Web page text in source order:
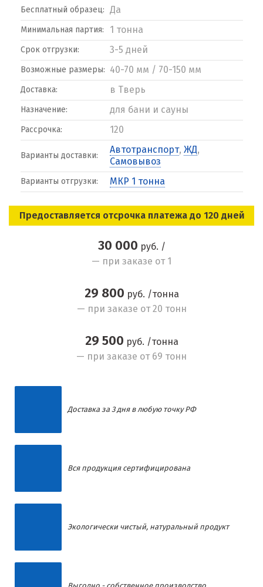
Бесплатный образец: Да
Минимальная партия: 1 тонна
Срок отгрузки: 3-5 дней
Возможные размеры: 40-70 мм / 70-150 мм
Доставка: в Тверь
Назначение: для бани и сауны
Рассрочка: 120
Варианты доставки:
Автотранспорт, ЖД,
Самовывоз
Варианты отгрузки: МКР 1 тонна
Предоставляется отсрочка платежа до 120 дней
30 000 руб. /
— при заказе от 1
29 800 руб. /тонна
— при заказе от 20 тонн
29 500 руб. /тонна
— при заказе от 69 тонн
Доставка за 3 дня в любую точку РФ
Вся продукция сертифицирована
Экологически чистый, натуральный продукт